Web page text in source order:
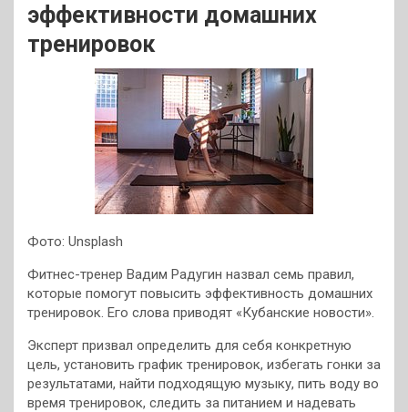
эффективности домашних
тренировок
Фото: Unsplash
Фитнес-тренер Вадим Радугин назвал семь правил,
которые помогут повысить эффективность домашних
тренировок. Его слова приводят «Кубанские новости».
Эксперт призвал определить для себя конкретную
цель, установить график тренировок, избегать гонки за
результатами, найти подходящую музыку, пить воду во
время тренировок, следить за питанием и надевать